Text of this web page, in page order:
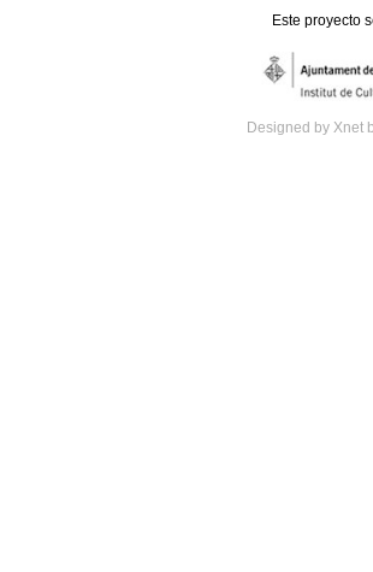
Este proyecto
Designed by Xnet